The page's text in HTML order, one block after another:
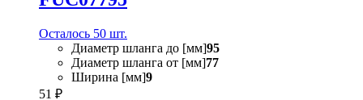
Осталось 50 шт.
Диаметр шланга до [мм]95
Диаметр шланга от [мм]77
Ширина [мм]9
51 ₽